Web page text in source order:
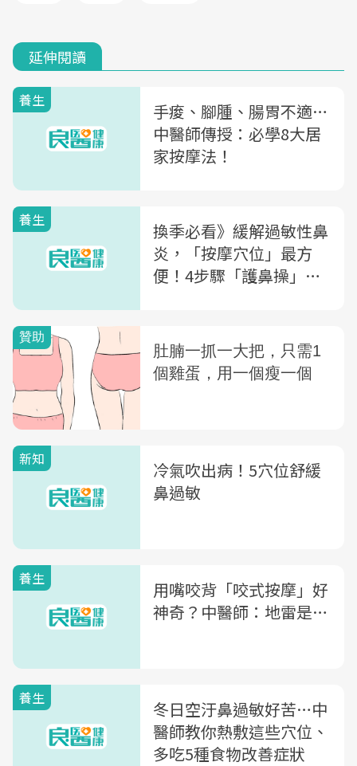
延伸閱讀
養生
手痠、腳腫、腸胃不適…
中醫師傳授：必學8大居
家按摩法！
養生
換季必看》緩解過敏性鼻
炎，「按摩穴位」最方
便！4步驟「護鼻操」通
新知
冷氣吹出病！5穴位舒緩
鼻過敏
養生
用嘴咬背「咬式按摩」好
神奇？中醫師：地雷是…
養生
冬日空汙鼻過敏好苦…中
醫師教你熱敷這些穴位、
多吃5種食物改善症狀